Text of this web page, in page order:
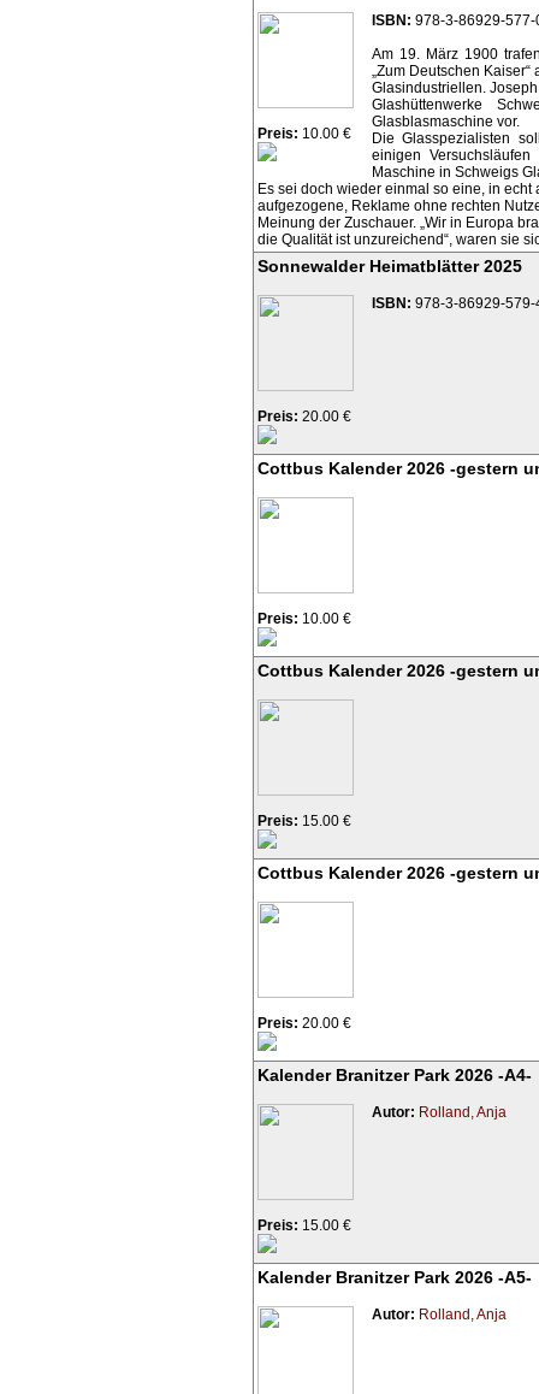
Preis: 10.00 €
ISBN: 978-3-86929-577-
Am 19. März 1900
„Zum Deutschen
Glasindustriellen.
Glashüttenwerke
Glasblasmaschine vor.
Die Glasspezialisten
einigen
Maschine in Schweigs
Es sei doch wieder einmal so eine, in echt
aufgezogene, Reklame ohne rechten
Meinung der Zuschauer. „Wir in Europa
die Qualität ist unzureichend“, waren sie
Sonnewalder Heimatblätter 2025
Preis: 20.00 €
ISBN: 978-3-86929-579-
Cottbus Kalender 2026 -gestern
Preis: 10.00 €
Cottbus Kalender 2026 -gestern
Preis: 15.00 €
Cottbus Kalender 2026 -gestern
Preis: 20.00 €
Kalender Branitzer Park 2026 -A4-
Preis: 15.00 €
Autor: Rolland, Anja
Kalender Branitzer Park 2026 -A5-
Autor: Rolland, Anja